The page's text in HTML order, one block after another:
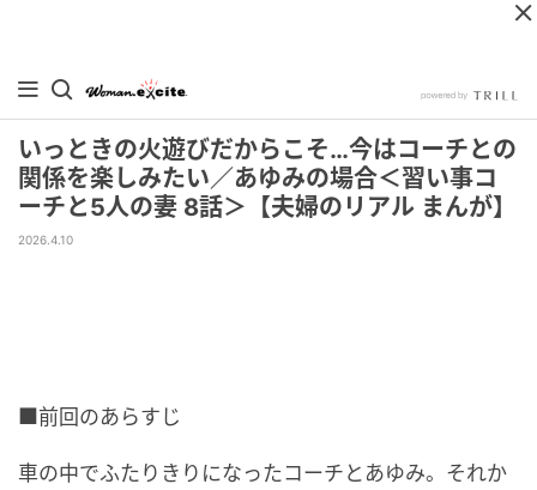
いっときの火遊びだからこそ…今はコーチとの
関係を楽しみたい／あゆみの場合＜習い事コ
ーチと5人の妻 8話＞【夫婦のリアル まんが】
2026.4.10
■前回のあらすじ
車の中でふたりきりになったコーチとあゆみ。それか